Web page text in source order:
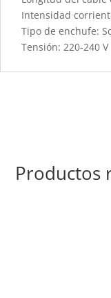
Intensidad
Tipo de enchufe:
Tensión: 220-240 V
Productos